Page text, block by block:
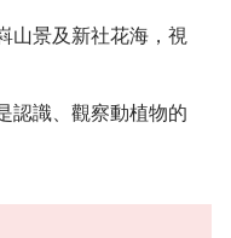
山景及新社花海，視
認識、觀察動植物的